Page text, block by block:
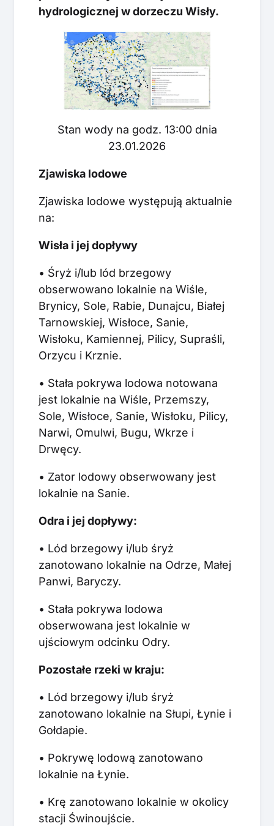
hydrologicznej w dorzeczu Wisły.
Stan wody na godz. 13:00 dnia
23.01.2026
Zjawiska lodowe
Zjawiska lodowe występują aktualnie
na:
Wisła i jej dopływy
• Śryż i/lub lód brzegowy
obserwowano lokalnie na Wiśle,
Brynicy, Sole, Rabie, Dunajcu, Białej
Tarnowskiej, Wisłoce, Sanie,
Wisłoku, Kamiennej, Pilicy, Supraśli,
Orzycu i Krznie.
• Stała pokrywa lodowa notowana
jest lokalnie na Wiśle, Przemszy,
Sole, Wisłoce, Sanie, Wisłoku, Pilicy,
Narwi, Omulwi, Bugu, Wkrze i
Drwęcy.
• Zator lodowy obserwowany jest
lokalnie na Sanie.
Odra i jej dopływy:
• Lód brzegowy i/lub śryż
zanotowano lokalnie na Odrze, Małej
Panwi, Baryczy.
• Stała pokrywa lodowa
obserwowana jest lokalnie w
ujściowym odcinku Odry.
Pozostałe rzeki w kraju:
• Lód brzegowy i/lub śryż
zanotowano lokalnie na Słupi, Łynie i
Gołdapie.
• Pokrywę lodową zanotowano
lokalnie na Łynie.
• Krę zanotowano lokalnie w okolicy
stacji Świnoujście.